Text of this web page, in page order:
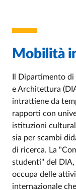
Mobilità
Il Dipartimento di
e Architettura
intrattiene da
rapporti con
istituzioni
sia per scambi
di ricerca. La
studenti" del
occupa delle
internazionale